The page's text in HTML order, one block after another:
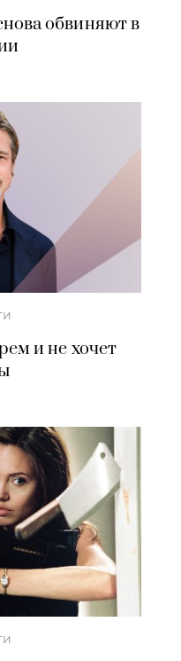
обвиняют в
и не хочет